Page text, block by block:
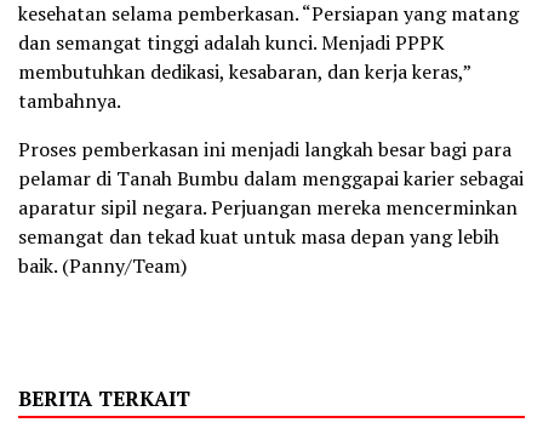
kesehatan selama pemberkasan. “Persiapan yang matang
dan semangat tinggi adalah kunci. Menjadi PPPK
membutuhkan dedikasi, kesabaran, dan kerja keras,”
tambahnya.
Proses pemberkasan ini menjadi langkah besar bagi para
pelamar di Tanah Bumbu dalam menggapai karier sebagai
aparatur sipil negara. Perjuangan mereka mencerminkan
semangat dan tekad kuat untuk masa depan yang lebih
baik. (Panny/Team)
BERITA TERKAIT